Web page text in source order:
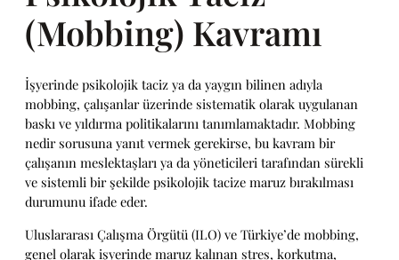
(Mobbing) Kavramı
İşyerinde psikolojik taciz ya da yaygın bilinen adıyla
mobbing, çalışanlar üzerinde sistematik olarak uygulanan
baskı ve yıldırma politikalarını tanımlamaktadır. Mobbing
nedir sorusuna yanıt vermek gerekirse, bu kavram bir
çalışanın meslektaşları ya da yöneticileri tarafından sürekli
ve sistemli bir şekilde psikolojik tacize maruz bırakılması
durumunu ifade eder.
Uluslararası Çalışma Örgütü (ILO) ve Türkiye’de mobbing,
genel olarak işyerinde maruz kalınan stres, korkutma,